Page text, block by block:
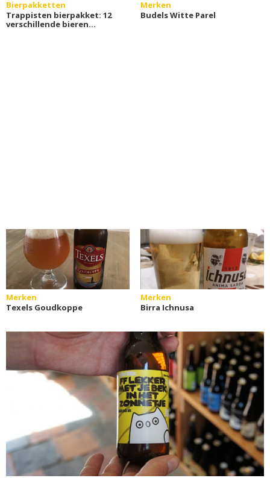
Bierpakketten
Trappisten bierpakket: 12
verschillende bieren
Merken
Budels Witte Parel
Merken
Texels Goudkoppe
Merken
Birra Ichnusa